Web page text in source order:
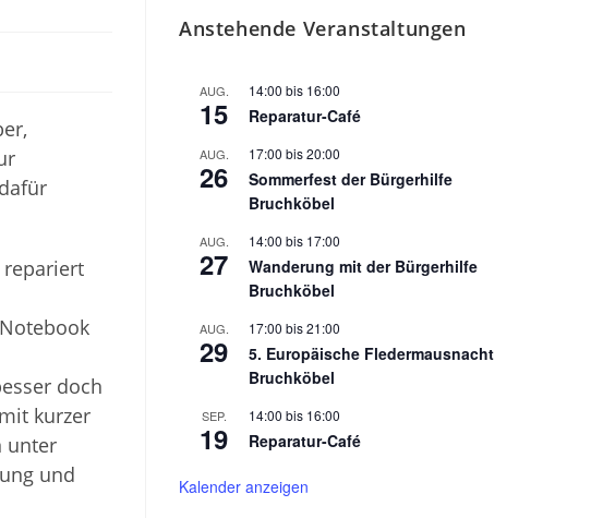
repariert
doch
kurzer
unter
und
Anstehende Veranstaltungen
AUG.
15
14:00 bis 16:00
Reparatur-Café
AUG.
26
17:00 bis20:00
Sommerfest der Bürgerhilfe
Bruchköbel
AUG.
27
14:00 bis 17:00
Wanderung mit der Bürgerhilfe
Bruchköbel
AUG.
29
17:00 bis21:00
5. Europäische Fledermausnacht
Bruchköbel
SEP.
19
14:00 bis 16:00
Reparatur-Café
Kalender anzeigen